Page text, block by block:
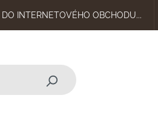
DO INTERNETOVÉHO OBCHODU...